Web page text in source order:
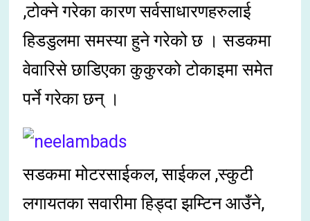
,टोक्ने गरेका कारण सर्वसाधारणहरुलाई
हिडडुलमा समस्या हुने गरेको छ । सडकमा
वेवारिसे छाडिएका कुकुरको टोकाइमा समेत
पर्ने गरेका छन् ।
सडकमा मोटरसाईकल, साईकल ,स्कुटी
लगायतका सवारीमा हिड्दा झम्टिन आउँने,